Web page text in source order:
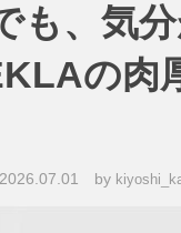
も、気
の肉
2026.07.01 by